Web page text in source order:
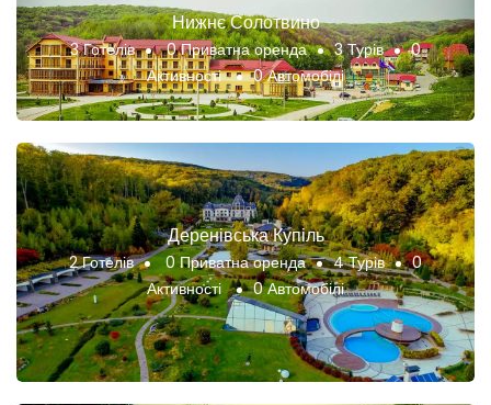
Нижнє Солотвино
3 Готелів 0 Приватна оренда 3 Турів
0
Активності
0 Автомобілі
Деренівська Купіль
2 Готелів 0 Приватна оренда 4 Турів
0
Активності
0 Автомобілі